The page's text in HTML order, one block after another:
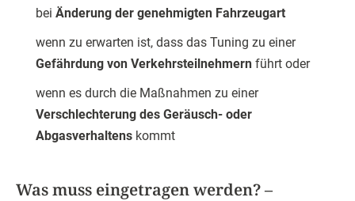
bei Änderung der genehmigten Fahrzeugart
wenn zu erwarten ist, dass das Tuning zu einer
Gefährdung von Verkehrsteilnehmern führt oder
wenn es durch die Maßnahmen zu einer
Verschlechterung des Geräusch- oder
Abgasverhaltens kommt
Was muss eingetragen werden? –